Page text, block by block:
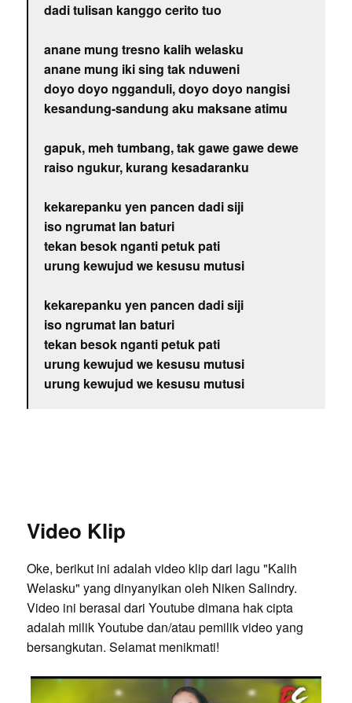
dadi tulisan kanggo cerito tuo
anane mung tresno kalih welasku
anane mung iki sing tak nduweni
doyo doyo ngganduli, doyo doyo nangisi
kesandung-sandung aku maksane atimu
gapuk, meh tumbang, tak gawe gawe dewe
raiso ngukur, kurang kesadaranku
kekarepanku yen pancen dadi siji
iso ngrumat lan baturi
tekan besok nganti petuk pati
urung kewujud we kesusu mutusi
kekarepanku yen pancen dadi siji
iso ngrumat lan baturi
tekan besok nganti petuk pati
urung kewujud we kesusu mutusi
urung kewujud we kesusu mutusi
Video Klip
Oke, berikut ini adalah video klip dari lagu "Kalih
Welasku" yang dinyanyikan oleh Niken Salindry.
Video ini berasal dari Youtube dimana hak cipta
adalah milik Youtube dan/atau pemilik video yang
bersangkutan. Selamat menikmati!